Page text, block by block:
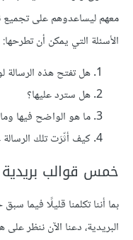
معهم ليساعدوهم على تجميع
الأسئلة التي يمكن أن تطرحها:
هل تفتح هذه
هل سترد عليها؟
ما هو الواضح فيها
كيف أثّرَت تلك
خمس قوالب بريدية
بما أننا تكلمنا قليلًا فيما
البريدية، دعنا الآن ننظر